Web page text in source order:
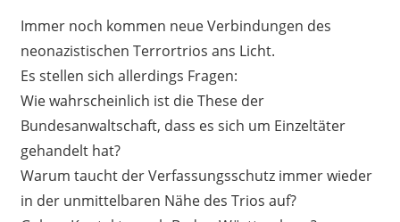
Immer noch kommen neue Verbindungen des
neonazistischen Terrortrios ans Licht.
Es stellen sich allerdings Fragen:
Wie wahrscheinlich ist die These der
Bundesanwaltschaft, dass es sich um Einzeltäter
gehandelt hat?
Warum taucht der Verfassungsschutz immer wieder
in der unmittelbaren Nähe des Trios auf?